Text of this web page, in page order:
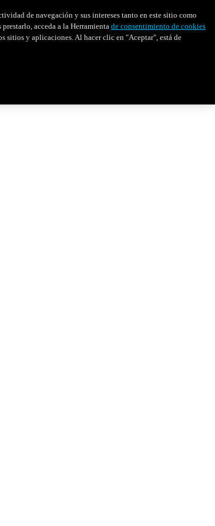
de navegación y sus intereses tanto en este sitio como
acceda a la Herramienta de consentimiento de cookies
sitios y aplicaciones. Al hacer clic en "Aceptar", está de